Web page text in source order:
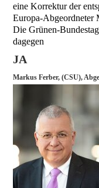
eine Korrektur der
Europa-Abgeordneter
Die Grünen-
dagegen
JA
Markus Ferber, (CSU),